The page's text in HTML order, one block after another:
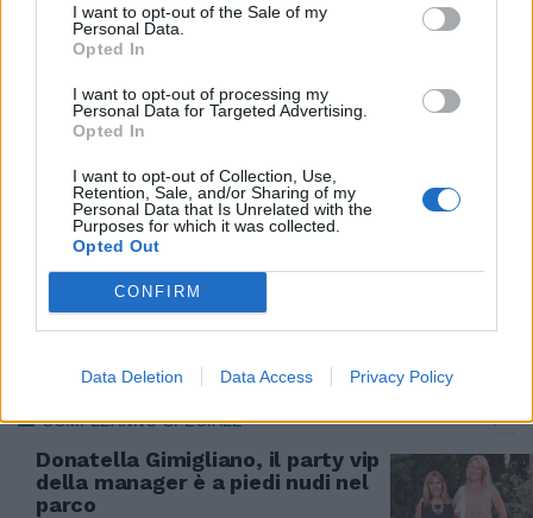
I want to opt-out of the Sale of my
Personal Data.
Opted In
I want to opt-out of processing my
Personal Data for Targeted Advertising.
Opted In
I want to opt-out of Collection, Use,
Retention, Sale, and/or Sharing of my
Personal Data that Is Unrelated with the
Purposes for which it was collected.
Opted Out
CONFIRM
Data Deletion Data Access Privacy Policy
09/12/2018
TERRAZZA MOZZAFIATO
L'estate si saluta col party dei
22/09/2018
IL PAPÀ DI DAGOSPIA
Roberto D'Agostino spegne 70
candeline, party con amici e vip
COMPLEANNO SPECIALE
Donatella Gimigliano, il party vip
della manager è a piedi nudi nel
parco